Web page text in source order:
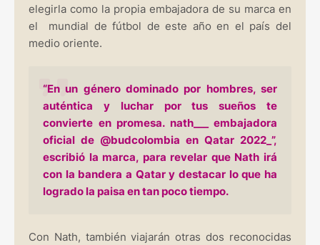
elegirla como la propia embajadora de su marca en
el mundial de fútbol de este año en el país del
medio oriente.
“En un género dominado por hombres, ser
auténtica y luchar por tus sueños te
convierte en promesa. nath___ embajadora
oficial de @budcolombia en Qatar 2022_”,
escribió la marca, para revelar que Nath irá
con la bandera a Qatar y destacar lo que ha
logrado la paisa en tan poco tiempo.
Con Nath, también viajarán otras dos reconocidas